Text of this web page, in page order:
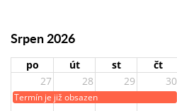
Srpen 2026
po út st čt
27
28 29 30
Termín je již obsazen